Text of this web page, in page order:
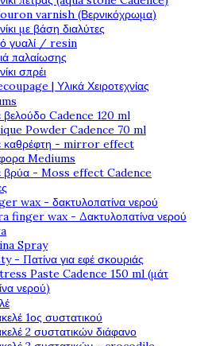
varnish (Βερνικόχρωμα)
με βάση διαλύτες
γυαλί / resin
παλαίωσης
σπρέι
| Υλικά Χειροτεχνίας
βελούδο Cadence 120 ml
Powder Cadence 70 ml
καθρέφτη - mirror effect
Mediums
βρύα - Moss effect Cadence
wax - δακτυλοπατίνα νερού
finger wax - Δακτυλοπατίνα νερού
Spray
- Πατίνα για εφέ σκουριάς
Paste Cadence 150 ml (μάτ
νερού)
1ος συστατικού
2 συστατικών διάφανο